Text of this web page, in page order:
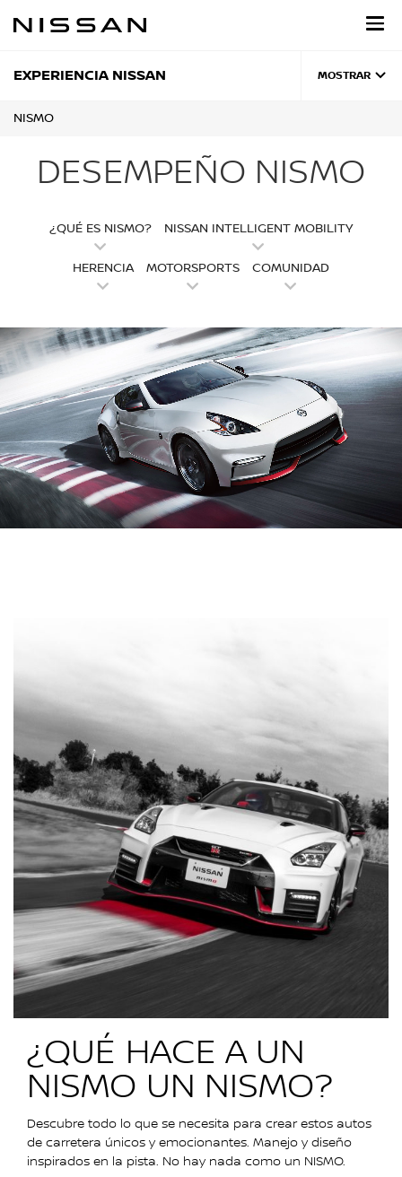
EXPERIENCIA NISSAN MOSTRAR
NISMO
DESEMPEÑO NISMO
¿QUÉ ES NISMO? NISSAN INTELLIGENT MOBILITY
HERENCIA MOTORSPORTS COMUNIDAD
¿QUÉ HACE A UN
NISMO UN NISMO?
Descubre todo lo que se necesita para crear estos autos
de carretera únicos y emocionantes. Manejo y diseño
inspirados en la pista. No hay nada como un NISMO.